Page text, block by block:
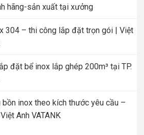
hãng-sản xuất tại xưởng
304 – thi công lắp đặt trọn gói | Việt
đặt bể inox lắp ghép 200m³ tại TP.
inox theo kích thước yêu cầu –
Anh VATANK